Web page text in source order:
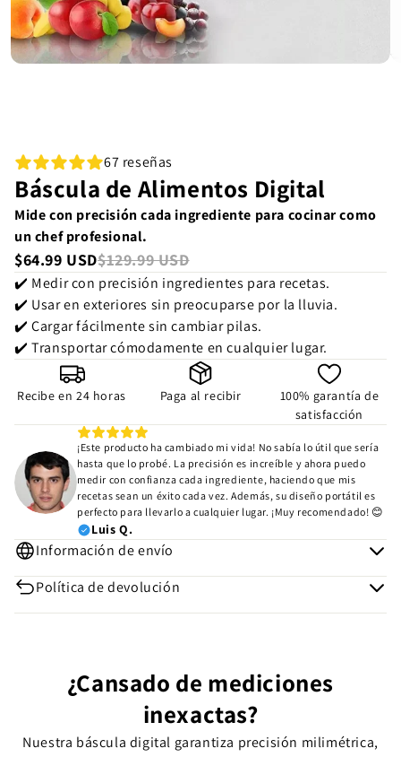
67 reseñas
Báscula de Alimentos Digital
Mide con precisión cada ingrediente para cocinar como
un chef profesional.
$64.99 USD$129.99 USD
✔️ Medir con precisión ingredientes para recetas.
✔️ Usar en exteriores sin preocuparse por la lluvia.
✔️ Cargar fácilmente sin cambiar pilas.
✔️ Transportar cómodamente en cualquier lugar.
Recibe en 24 horas Paga al recibir
100% garantía de
satisfacción
¡Este producto ha cambiado mi vida! No sabía lo útil que sería
hasta que lo probé. La precisión es increíble y ahora puedo
medir con confianza cada ingrediente, haciendo que mis
recetas sean un éxito cada vez. Además, su diseño portátil es
perfecto para llevarlo a cualquier lugar. ¡Muy recomendado! 😊
Luis Q.
Información de envío
Política de devolución
¿Cansado de mediciones
inexactas?
Nuestra báscula digital garantiza precisión milimétrica,